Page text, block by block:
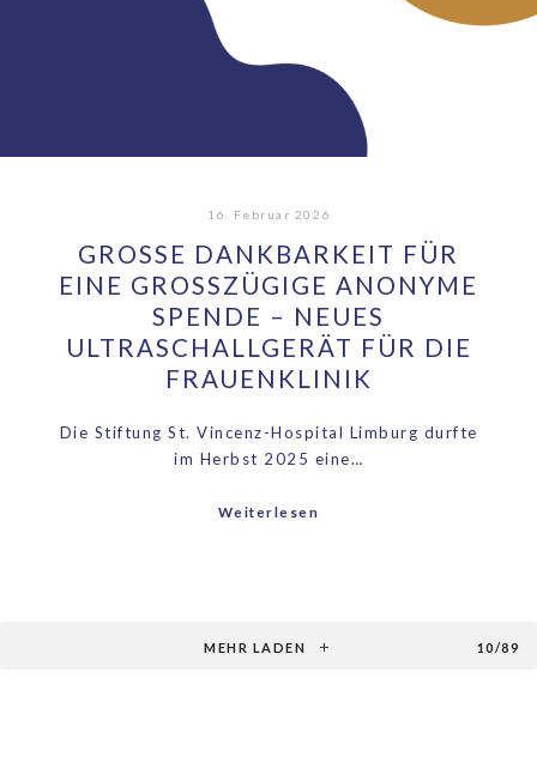
16. Februar 2026
GROSSE DANKBARKEIT FÜR E
INE GROSSZÜGIGE ANONYME SP
ENDE – NEUES UL
TRASCHALLGERÄT FÜR DIE FR
AUENKLINIK
Die Stiftung St. Vincenz-Hospital Limburg durfte
im Herbst 2025 eine…
Weiterlesen
MEHR LADEN 10/89